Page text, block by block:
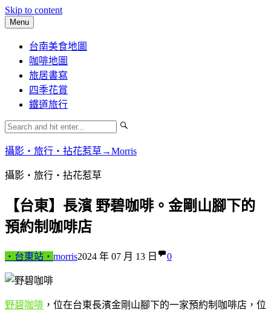
Skip to content
Menu
台南美食地圖
咖啡地圖
旅居書寫
四季花賞
鐵道旅行
攝影‧旅行‧拈花惹草→Morris
攝影‧旅行‧拈花惹草
【台東】長濱 野碧咖啡。金剛山腳下的
預約制咖啡店
‧台東站‧ morris2024 年 07 月 13 日 0
野碧咖啡 ，位在台東長濱金剛山腳下的一家預約制咖啡店，位